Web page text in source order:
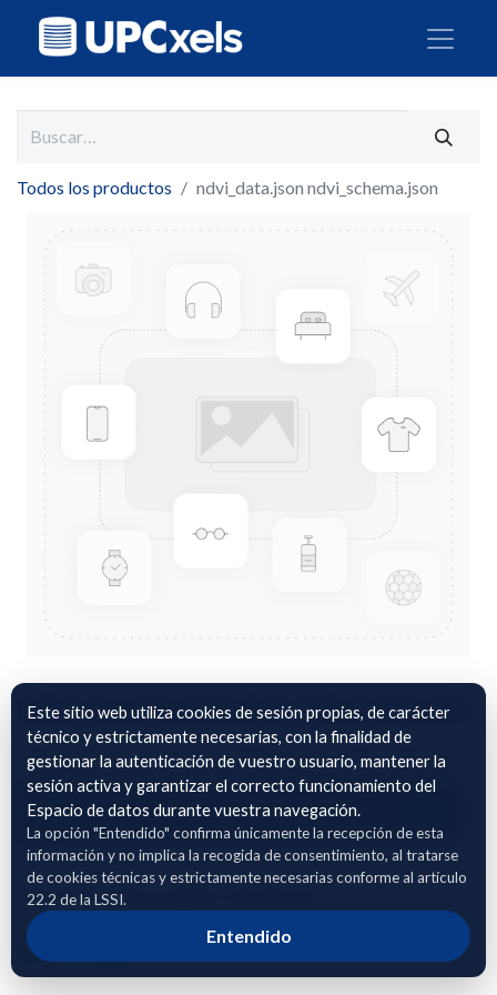
Todos los productos ndvi_data.json ndvi_schema.json
ndvi_data.json ndvi_schema.json
Indices NVDI rioja alavesa (1003 parcelas) 2021-2025
Adhierete para solicitar acceso
Compartir enlace público del dataset
Este sitio web utiliza cookies de sesión propias, de carácter
técnico y estrictamente necesarias, con la finalidad de
gestionar la autenticación de vuestro usuario, mantener la
sesión activa y garantizar el correcto funcionamiento del
Espacio de datos durante vuestra navegación.
La opción "Entendido" confirma únicamente la recepción de esta
información y no implica la recogida de consentimiento, al tratarse
de cookies técnicas y estrictamente necesarias conforme al artículo
22.2 de la LSSI.
Entendido